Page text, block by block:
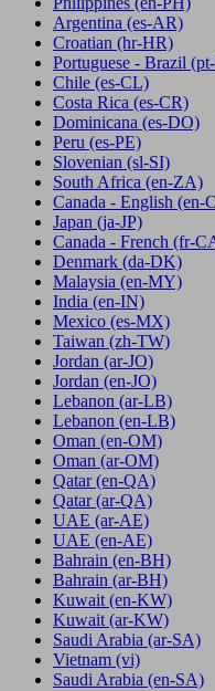
Argentina (es-AR)
Croatian (hr-HR)
Portuguese - Brazil
Chile (es-CL)
Costa Rica (es-CR)
Dominicana (es-DO)
Peru (es-PE)
Slovenian (sl-SI)
South Africa (en-ZA)
Canada - English (en-
Japan (ja-JP)
Canada - French (fr-
Denmark (da-DK)
Malaysia (en-MY)
India (en-IN)
Mexico (es-MX)
Taiwan (zh-TW)
Jordan (ar-JO)
Jordan (en-JO)
Lebanon (ar-LB)
Lebanon (en-LB)
Oman (en-OM)
Oman (ar-OM)
Qatar (en-QA)
Qatar (ar-QA)
UAE (ar-AE)
UAE (en-AE)
Bahrain (en-BH)
Bahrain (ar-BH)
Kuwait (en-KW)
Kuwait (ar-KW)
Saudi Arabia (ar-SA)
Vietnam (vi)
Saudi Arabia (en-SA)